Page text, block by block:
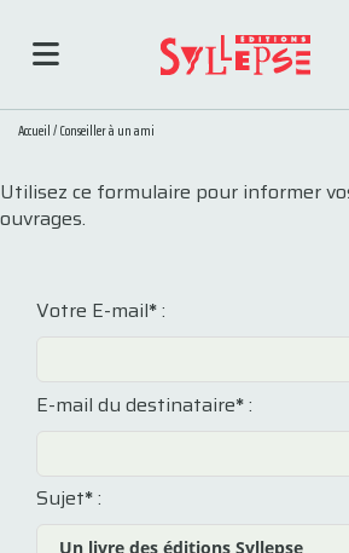
Accueil/Conseiller à un ami
Utilisez ce formulaire pour informer
ouvrages.
Votre E-mail*:
E-mail du destinataire*:
Sujet*: